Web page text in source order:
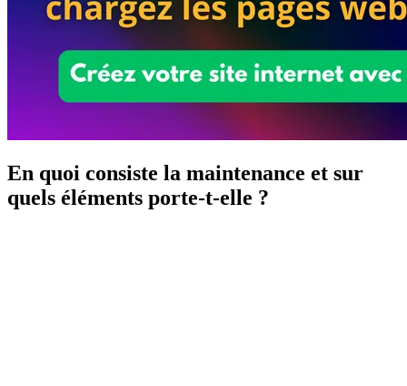
En quoi consiste la maintenance et sur
quels éléments porte-t-elle ?